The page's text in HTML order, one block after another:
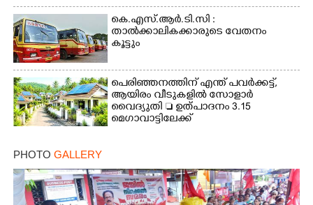
കെ.എസ്.ആർ.ടി.സി :
താൽക്കാലികക്കാരുടെ വേതനം
കൂട്ടും
പെരിഞ്ഞനത്തിന് എന്ത് പവർക്കട്ട്,​
ആയിരം വീടുകളിൽ സോളാർ
വൈദ്യുതി  ഉത്പാദനം 3.15
മെഗാവാട്ടിലേക്ക്
PHOTO GALLERY